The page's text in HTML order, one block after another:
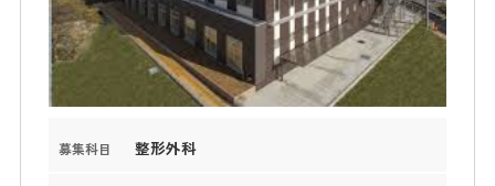
募集科目 整形外科